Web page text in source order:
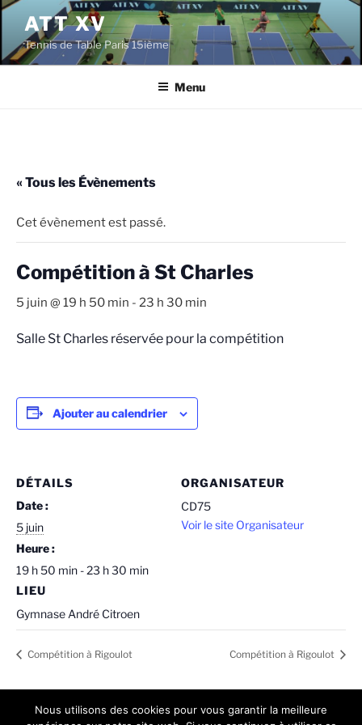
Aller
contenu
principal
ATT XV
Tennis de Table Paris 15ième
Menu
« Tous les Évènements
Cet évènement est passé.
Compétition à St Charles
5 juin @ 19 h 50 min - 23 h 30 min
Salle St Charles réservée pour la compétition
Ajouter au calendrier
DÉTAILS
Date :
5 juin
Heure :
19 h 50 min - 23 h 30 min
LIEU
Gymnase André Citroen
ORGANISATEUR
CD75
Voir le site Organisateur
Compétition à Rigoulot Compétition à Rigoulot
Nous utilisons des cookies pour vous garantir la meilleure